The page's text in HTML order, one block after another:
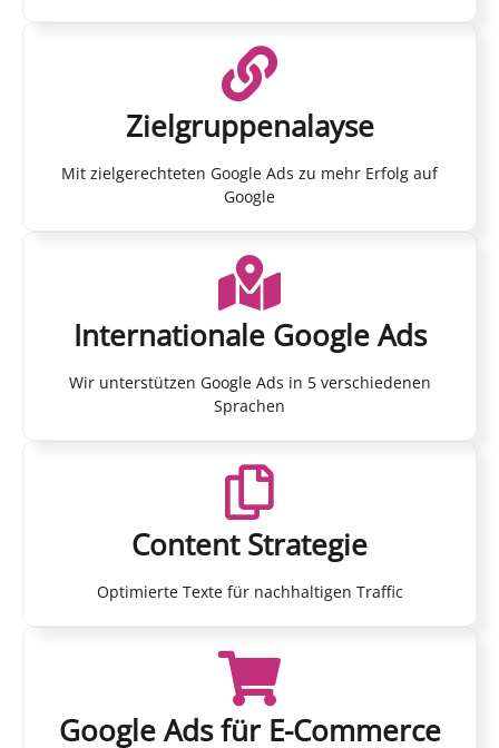
Zielgruppenalayse
Mit zielgerechteten Google Ads zu mehr Erfolg auf
Google
Internationale Google Ads
Wir unterstützen Google Ads in 5 verschiedenen
Sprachen
Content Strategie
Optimierte Texte für nachhaltigen Traffic
Google Ads für E-Commerce